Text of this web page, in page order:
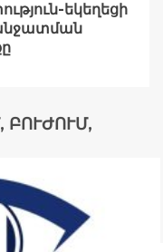
եկեղեցի